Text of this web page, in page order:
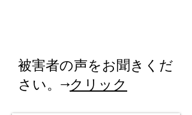
被害者の声をお聞きくだ
さい。→クリック